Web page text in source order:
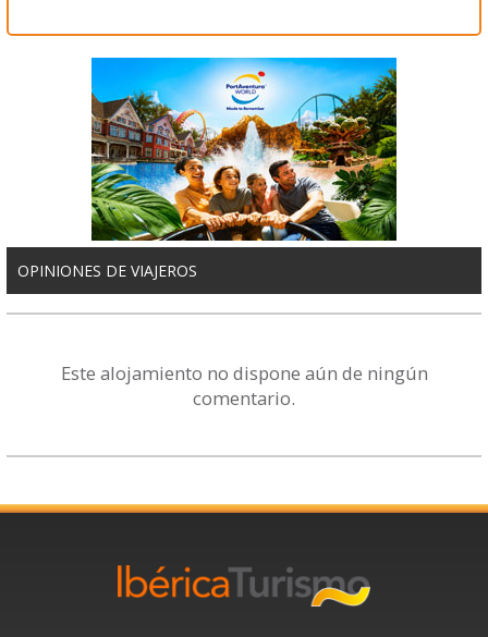
OPINIONES DE VIAJEROS
Este alojamiento no dispone aún de ningún
comentario.